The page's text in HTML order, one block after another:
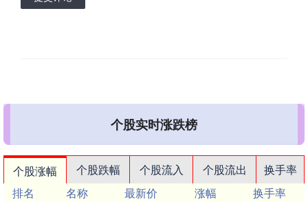
个股实时涨跌榜
个股涨幅 个股跌幅 个股流入 个股流出
换手率
排名
名称 最新价 涨幅
换手率